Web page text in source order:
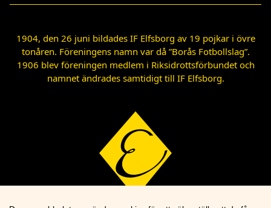
1904, den 26 juni bildades IF Elfsborg av 19 pojkar i övre
tonåren. Föreningens namn var då ”Borås Fotbollslag”.
1906 blev föreningen medlem i Riksidrottsförbundet och
namnet ändrades samtidigt till IF Elfsborg.